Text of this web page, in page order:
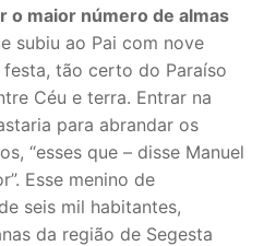
o maior número de almas
subiu ao Pai com nove
tão certo do Paraíso
Céu e terra. Entrar na
para abrandar os
“esses que – disse Manuel
Esse menino de
seis mil habitantes,
da região de Segesta